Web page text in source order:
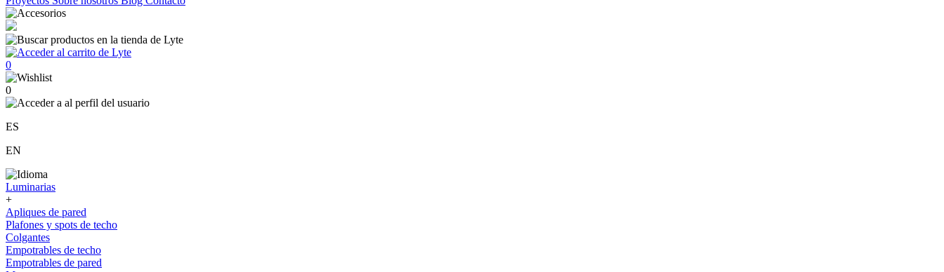
0
0
ES
EN
Luminarias
+
Apliques de pared
Plafones y spots de techo
Colgantes
Empotrables de techo
Empotrables de pared